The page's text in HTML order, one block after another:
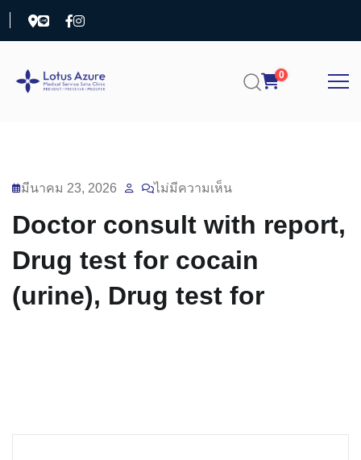
0
มีนาคม 23, 2026 ไม่มีความเห็น
Doctor consult with report,
Drug test for cocain
(urine), Drug test for